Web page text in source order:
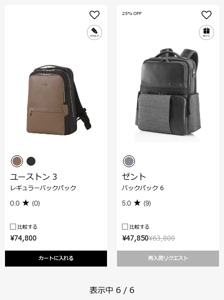
¥74,800
カートに入れる
ユーストン 3
レギュラーバックパック
0.0 (0)
比較する
¥63,800
¥47,850
再入荷リクエスト
25% OFF
ゼント
バックパック 6
5.0 (9)
比較する
表示中 6 / 6